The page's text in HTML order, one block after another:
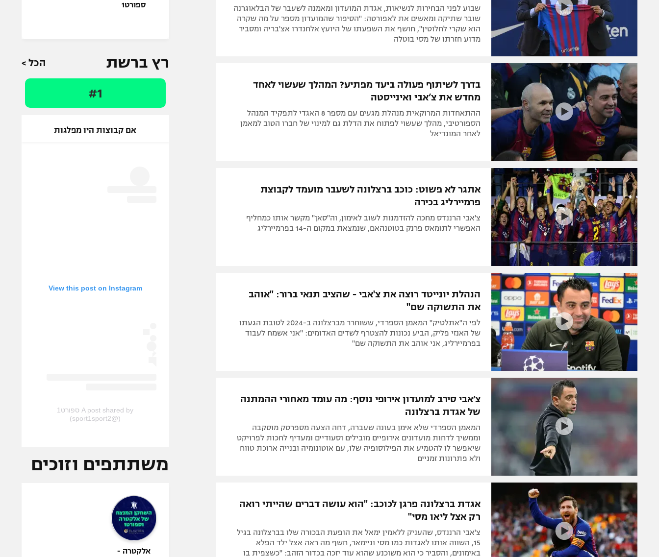
שבוע לפני הבחירות לנשיאות, אגדת המועדון ומאמנה לשעבר של הבלאוגרנה
שובר שתיקה ומאשים את לאפורטה: "הסיפור שהמועדון מספר על מה שקרה
הוא שקרי לחלוטין", חושף את השפעתו של היועץ אלחנדרו אצ'בריה ומסביר
מדוע חזרתו של מסי בוטלה
בדרך לשיתוף פעולה ביעד מפתיע? המהלך שעשוי לאחד
מחדש את צ’אבי ואינייסטה
ההתאחדות המרוקאית מנהלת מגעים עם מספר 8 האגדי לתפקיד המנהל
הספורטיבי, מהלך שעשוי לפתוח את הדלת גם למינוי של חברו הטוב למאמן
לאחר המונדיאל
אתגר לא פשוט: כוכב ברצלונה לשעבר מועמד לקבוצת
פרמיירליג בכירה
צ'אבי הרננדס מחכה להזדמנות לשוב לאימון, וה"סאן" מקשר אותו כמחליף
האפשרי לתומאס פרנק בטוטנהאם, שנמצאת במקום ה-14 בפרמיירליג
הנהלת יונייטד רוצה את צ'אבי - שהציב תנאי ברור: "אוהב
את התשוקה שם"
לפי ה"אתלטיק" המאמן הספרדי, ששוחרר מברצלונה ב-2024 לטובת הגעתו
של האנזי פליק, הביע נכונות להצטרף לשדים האדומים: "אני אשמח לעבוד
בפרמיירליג, אני אוהב את התשוקה שם"
צ׳אבי סירב למועדון אירופי נוסף: מה עומד מאחורי ההמתנה
של אגדת ברצלונה
המאמן הספרדי שלא אימן בעונה שעברה, דחה הצעה מספרטק מוסקבה
וממשיך לדחות מועדונים אירופיים מובילים וסעודיים ומעדיף לחכות לפרויקט
שיאפשר לו להטמיע את הפילוסופיה שלו, עם אוטונומיה ובנייה ארוכת טווח
ולא פתרונות זמניים
אגדת ברצלונה פרגן לכוכב: "הוא עושה דברים שהייתי רואה
רק אצל ליאו מסי"
צ'אבי הרננדס, שהעניק ללאמין ימאל את הופעת הבכורה שלו בברצלונה בגיל
15, השווה אותו לאגדות כמו מסי וניימאר, חשף מה ראה אצל ילד הפלא
באימונים, והסביר כי הוא משוכנע שהוא עוד יזכה בכדור הזהב: "כשצפית בו
ספורט1
רץ ברשת הכל >
#1
אם קבוצות היו מפלגות
View this post on Instagram
A post shared by ספורט1
(@sport1sport2)
משתתפים וזוכים
אלקטרה -